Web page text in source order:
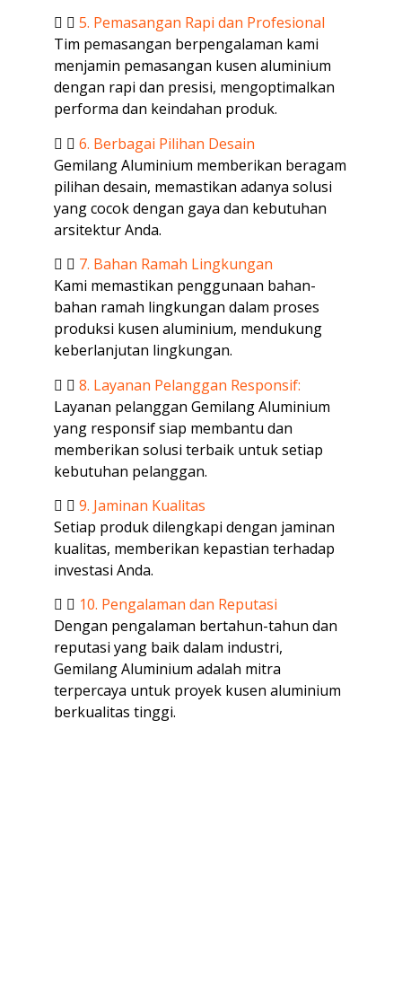
5. Pemasangan Rapi dan Profesional
Tim pemasangan berpengalaman kami
menjamin pemasangan kusen aluminium
dengan rapi dan presisi, mengoptimalkan
performa dan keindahan produk.
6. Berbagai Pilihan Desain
Gemilang Aluminium memberikan beragam
pilihan desain, memastikan adanya solusi
yang cocok dengan gaya dan kebutuhan
arsitektur Anda.
7. Bahan Ramah Lingkungan
Kami memastikan penggunaan bahan-
bahan ramah lingkungan dalam proses
produksi kusen aluminium, mendukung
keberlanjutan lingkungan.
8. Layanan Pelanggan Responsif:
Layanan pelanggan Gemilang Aluminium
yang responsif siap membantu dan
memberikan solusi terbaik untuk setiap
kebutuhan pelanggan.
9. Jaminan Kualitas
Setiap produk dilengkapi dengan jaminan
kualitas, memberikan kepastian terhadap
investasi Anda.
10. Pengalaman dan Reputasi
Dengan pengalaman bertahun-tahun dan
reputasi yang baik dalam industri,
Gemilang Aluminium adalah mitra
terpercaya untuk proyek kusen aluminium
berkualitas tinggi.